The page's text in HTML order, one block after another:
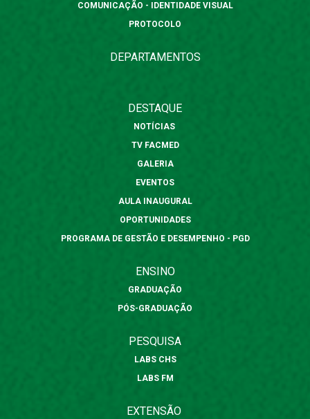
COMUNICAÇÃO - IDENTIDADE VISUAL
PROTOCOLO
DEPARTAMENTOS
DESTAQUE
NOTÍCIAS
TV FACMED
GALERIA
EVENTOS
AULA INAUGURAL
OPORTUNIDADES
PROGRAMA DE GESTÃO E DESEMPENHO - PGD
ENSINO
GRADUAÇÃO
PÓS-GRADUAÇÃO
PESQUISA
LABS CHS
LABS FM
EXTENSÃO